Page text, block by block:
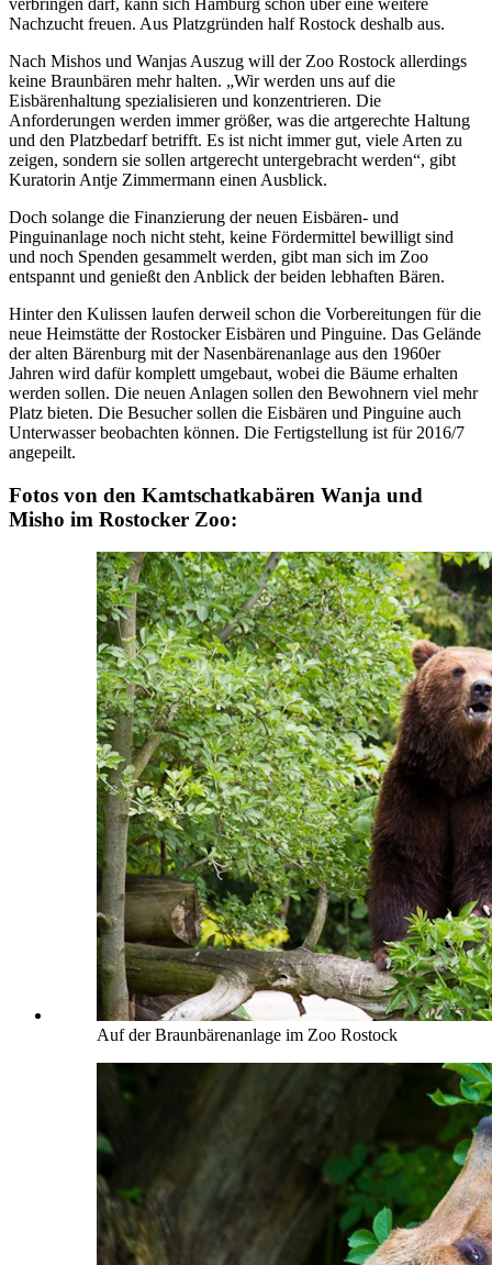
Nachzucht freuen. Aus Platzgründen half Rostock deshalb aus.
Nach Mishos und Wanjas Auszug will der Zoo Rostock allerdings
keine Braunbären mehr halten. „Wir werden uns auf die
Eisbärenhaltung spezialisieren und konzentrieren. Die
Anforderungen werden immer größer, was die artgerechte Haltung
und den Platzbedarf betrifft. Es ist nicht immer gut, viele Arten zu
zeigen, sondern sie sollen artgerecht untergebracht werden“, gibt
Kuratorin Antje Zimmermann einen Ausblick.
Doch solange die Finanzierung der neuen Eisbären- und
Pinguinanlage noch nicht steht, keine Fördermittel bewilligt sind
und noch Spenden gesammelt werden, gibt man sich im Zoo
entspannt und genießt den Anblick der beiden lebhaften Bären.
Hinter den Kulissen laufen derweil schon die Vorbereitungen für die
neue Heimstätte der Rostocker Eisbären und Pinguine. Das Gelände
der alten Bärenburg mit der Nasenbärenanlage aus den 1960er
Jahren wird dafür komplett umgebaut, wobei die Bäume erhalten
werden sollen. Die neuen Anlagen sollen den Bewohnern viel mehr
Platz bieten. Die Besucher sollen die Eisbären und Pinguine auch
Unterwasser beobachten können. Die Fertigstellung ist für 2016/7
angepeilt.
Fotos von den Kamtschatkabären Wanja und
Misho im Rostocker Zoo:
Auf der Braunbärenanlage im Zoo Rostock